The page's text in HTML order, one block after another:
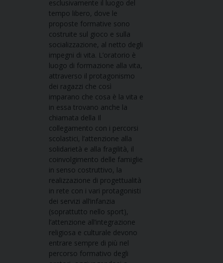
esclusivamente il luogo del
tempo libero, dove le
proposte formative sono
costruite sul gioco e sulla
socializzazione, al netto degli
impegni di vita. L’oratorio è
luogo di formazione alla vita,
attraverso il protagonismo
dei ragazzi che così
imparano che cosa è la vita e
in essa trovano anche la
chiamata della Il
collegamento con i percorsi
scolastici, l’attenzione alla
solidarietà e alla fragilità, il
coinvolgimento delle famiglie
in senso costruttivo, la
realizzazione di progettualità
in rete con i vari protagonisti
dei servizi all’infanzia
(soprattutto nello sport),
l’attenzione all’integrazione
religiosa e culturale devono
entrare sempre di più nel
percorso formativo degli